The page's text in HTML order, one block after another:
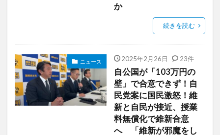
か
続きを読む
ニュース 2025年2月26日 23件
自公国が「103万円の
壁」で合意できず！自
民党案に国民激怒！維
新と自民が接近、授業
料無償化で維新合意
へ 「維新が邪魔をし